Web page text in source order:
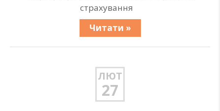
страхування
Читати »
ЛЮТ
27